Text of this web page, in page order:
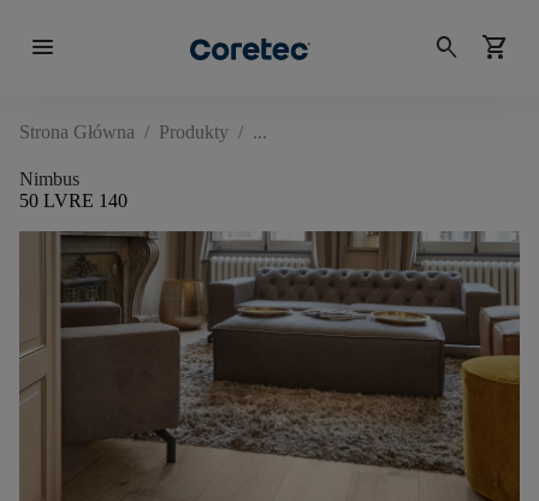
menu search shopping_cart
Strona Główna / Produkty /
Nimbus
50 LVRE 140